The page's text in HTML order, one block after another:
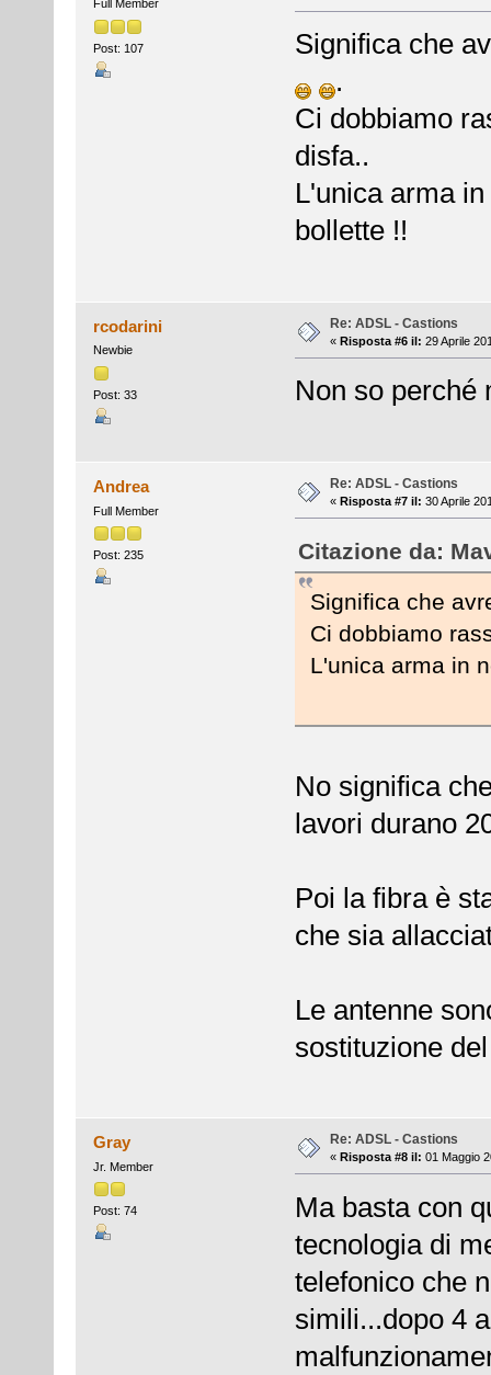
Full Member
Post: 107
Significa che
.
Ci dobbiamo
disfa..
L'unica arma
bollette !!
rcodarini
Newbie
Post: 33
Re: ADSL - Castions
« Risposta #6 il: 29 Aprile
Non so
Andrea
Full Member
Post: 235
Re: ADSL - Castions
« Risposta #7 il: 30 Aprile
Citazione da:
Significa che
Ci dobbiamo
L'unica arma in
No significa
lavori durano
Poi la fibra è
che sia
Le antenne
sostituzione
Gray
Jr. Member
Post: 74
Re: ADSL - Castions
« Risposta #8 il: 01 Maggio
Ma basta con
tecnologia di
telefonico che
simili...dopo 4